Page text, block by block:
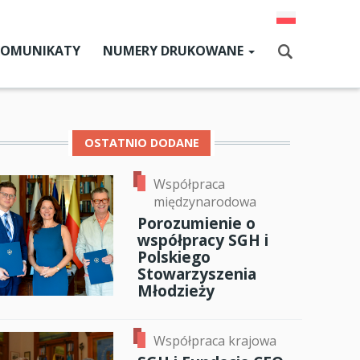
SGH
SGH
NUMERY DRUKOWANE
Aktualny numer
OSTATNIO DODANE
Współpraca
międzynarodowa
Porozumienie o
współpracy SGH i
Polskiego
Stowarzyszenia
Młodzieży
Współpraca krajowa